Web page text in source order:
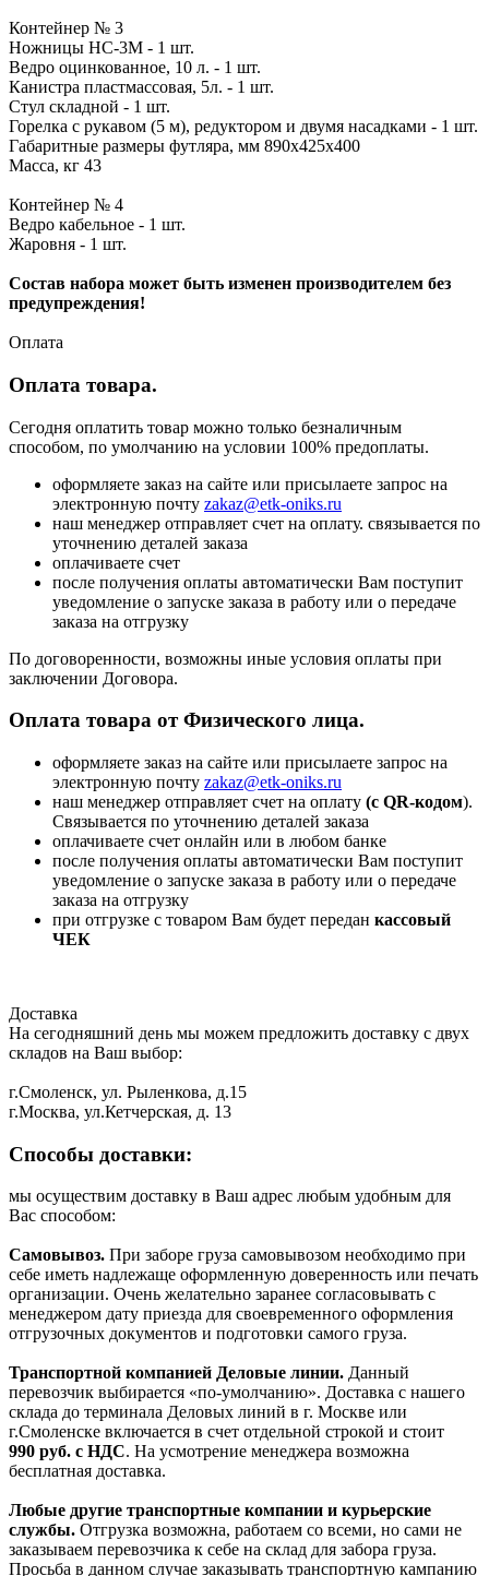
Контейнер № 3
Ножницы НС-3М - 1 шт.
Ведро оцинкованное, 10 л. - 1 шт.
Канистра пластмассовая, 5л. - 1 шт.
Стул складной - 1 шт.
Горелка с рукавом (5 м), редуктором и двумя насадками - 1 шт.
Габаритные размеры футляра, мм 890х425х400
Масса, кг 43
Контейнер № 4
Ведро кабельное - 1 шт.
Жаровня - 1 шт.
Состав набора может быть изменен производителем без
предупреждения!
Оплата
Оплата товара.
Сегодня оплатить товар можно только безналичным
способом, по умолчанию на условии 100% предоплаты.
оформляете заказ на сайте или присылаете запрос на
электронную почту zakaz@etk-oniks.ru
наш менеджер отправляет счет на оплату. связывается по
уточнению деталей заказа
оплачиваете счет
после получения оплаты автоматически Вам поступит
уведомление о запуске заказа в работу или о передаче
заказа на отгрузку
По договоренности, возможны иные условия оплаты при
заключении Договора.
Оплата товара от Физического лица.
оформляете заказ на сайте или присылаете запрос на
электронную почту zakaz@etk-oniks.ru
наш менеджер отправляет счет на оплату (с QR-кодом).
Связывается по уточнению деталей заказа
оплачиваете счет онлайн или в любом банке
после получения оплаты автоматически Вам поступит
уведомление о запуске заказа в работу или о передаче
заказа на отгрузку
при отгрузке с товаром Вам будет передан кассовый
ЧЕК
Доставка
На сегодняшний день мы можем предложить доставку с двух
складов на Ваш выбор:
г.Смоленск, ул. Рыленкова, д.15
г.Москва, ул.Кетчерская, д. 13
Способы доставки:
мы осуществим доставку в Ваш адрес любым удобным для
Вас способом:
Самовывоз. При заборе груза самовывозом необходимо при
себе иметь надлежаще оформленную доверенность или печать
организации. Очень желательно заранее согласовывать с
менеджером дату приезда для своевременного оформления
отгрузочных документов и подготовки самого груза.
Транспортной компанией Деловые линии. Данный
перевозчик выбирается «по-умолчанию». Доставка с нашего
склада до терминала Деловых линий в г. Москве или
г.Смоленске включается в счет отдельной строкой и стоит
990 руб. с НДС. На усмотрение менеджера возможна
бесплатная доставка.
Любые другие транспортные компании и курьерские
службы. Отгрузка возможна, работаем со всеми, но сами не
заказываем перевозчика к себе на склад для забора груза.
Просьба в данном случае заказывать транспортную кампанию